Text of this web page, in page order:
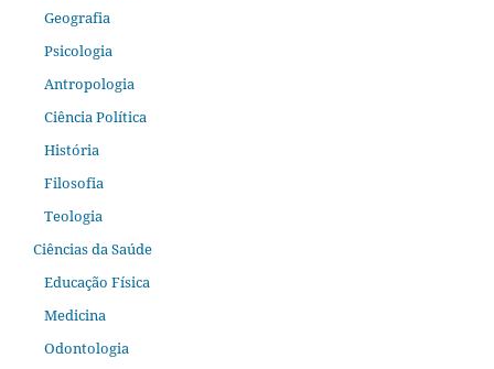
Geografia
Psicologia
Antropologia
Ciência Política
História
Filosofia
Teologia
Ciências da Saúde
Educação Física
Medicina
Odontologia